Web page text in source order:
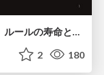
2 180